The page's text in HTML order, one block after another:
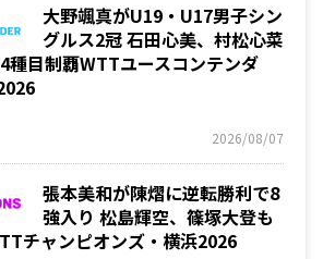
大野颯真がU19・U17男子シン
グルス2冠 石田心美、村松心菜
種目制覇WTTユースコンテンダ
2026/08/07
張本美和が陳熠に逆転勝利で8
強入り 松島輝空、篠塚大登も
チャンピオンズ・横浜2026